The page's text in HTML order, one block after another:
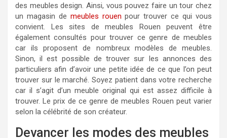
des meubles design. Ainsi, vous pouvez faire un tour chez
un magasin de meubles rouen pour trouver ce qui vous
convient. Les sites de meubles Rouen peuvent être
également consultés pour trouver ce genre de meubles
car ils proposent de nombreux modèles de meubles.
Sinon, il est possible de trouver sur les annonces des
particuliers afin d’avoir une petite idée de ce que l’on peut
trouver sur le marché. Soyez patient dans votre recherche
car il s’agit d’un meuble original qui est assez difficile à
trouver. Le prix de ce genre de meubles Rouen peut varier
selon la célébrité de son créateur.
Devancer les modes des meubles